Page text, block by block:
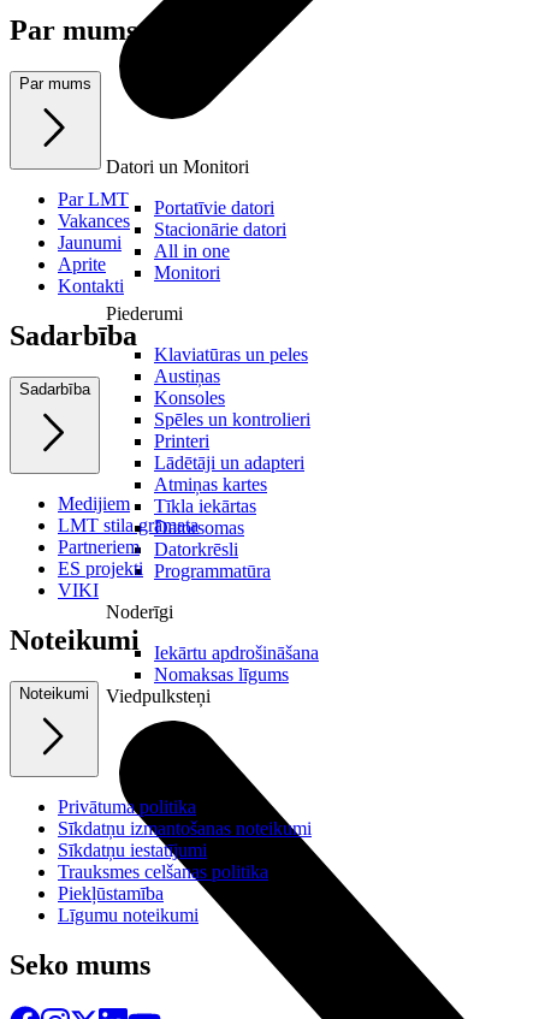
Datori un Monitori
Portatīvie datori
Stacionārie datori
All in one
Monitori
Piederumi
Klaviatūras un peles
Austiņas
Konsoles
Spēles un kontrolieri
Printeri
Lādētāji un adapteri
Atmiņas kartes
Tīkla iekārtas
Datorsomas
Datorkrēsli
Programmatūra
Noderīgi
Iekārtu apdrošināšana
Nomaksas līgums
Viedpulksteņi
Par mums
Par mums
Par LMT
Vakances
Jaunumi
Aprite
Kontakti
Sadarbība
Sadarbība
Medijiem
LMT stila grāmata
Partneriem
ES projekti
VIKI
Noteikumi
Noteikumi
Privātuma politika
Sīkdatņu izmantošanas noteikumi
Sīkdatņu iestatījumi
Trauksmes celšanas politika
Piekļūstamība
Līgumu noteikumi
Seko mums